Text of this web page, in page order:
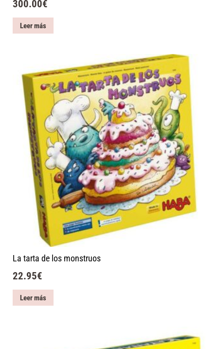
300.00€
Leer más
La tarta de los monstruos
22.95€
Leer más